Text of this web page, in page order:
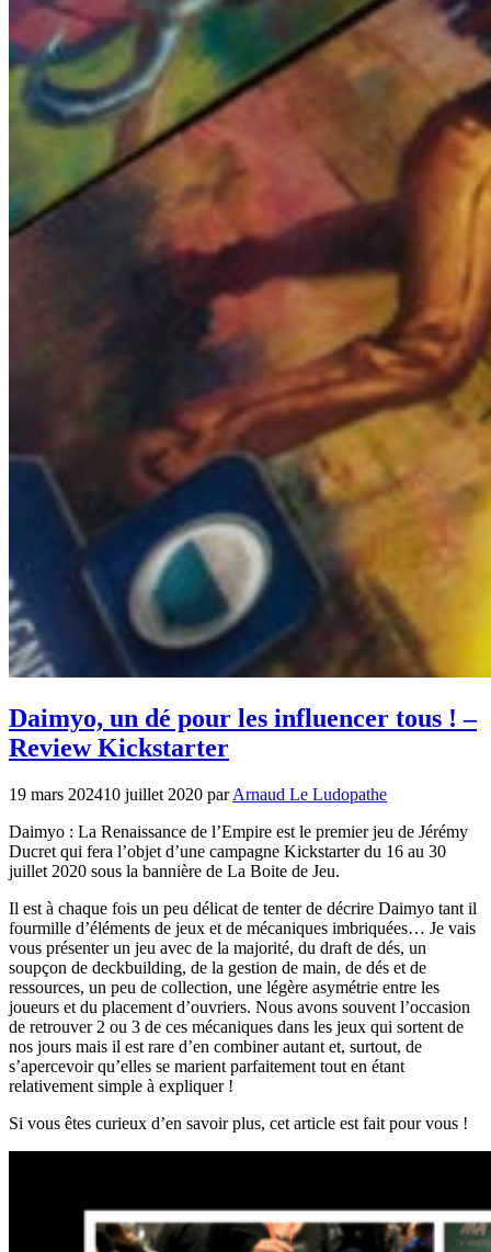
Daimyo, un dé pour les influencer tous ! –
Review Kickstarter
19 mars 202410 juillet 2020 parArnaud Le Ludopathe
Daimyo : La Renaissance de l’Empire est le premier jeu de Jérémy
Ducret qui fera l’objet d’une campagne Kickstarter du 16 au 30
juillet 2020 sous la bannière de La Boite de Jeu.
Il est à chaque fois un peu délicat de tenter de décrire Daimyo tant il
fourmille d’éléments de jeux et de mécaniques imbriquées… Je vais
vous présenter un jeu avec de la majorité, du draft de dés, un
soupçon de deckbuilding, de la gestion de main, de dés et de
ressources, un peu de collection, une légère asymétrie entre les
joueurs et du placement d’ouvriers. Nous avons souvent l’occasion
de retrouver 2 ou 3 de ces mécaniques dans les jeux qui sortent de
nos jours mais il est rare d’en combiner autant et, surtout, de
s’apercevoir qu’elles se marient parfaitement tout en étant
relativement simple à expliquer !
Si vous êtes curieux d’en savoir plus, cet article est fait pour vous !